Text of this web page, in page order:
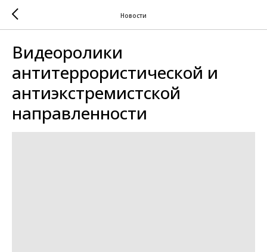
Новости
Видеоролики
антитеррористической и
антиэкстремистской
направленности